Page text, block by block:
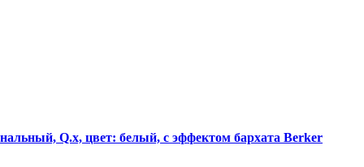
Q.х, цвет: белый, с эффектом бархата Berker